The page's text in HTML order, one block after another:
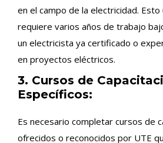
en el campo de la electricidad. Esto
requiere varios años de trabajo
un electricista ya certificado o
en proyectos eléctricos.
3. Cursos de
Específicos:
Es necesario completar cursos de
ofrecidos o reconocidos por UTE